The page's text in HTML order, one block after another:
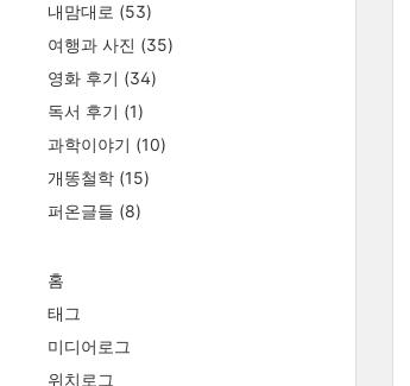
내맘대로 (53)
여행과 사진 (35)
영화 후기 (34)
독서 후기 (1)
과학이야기 (10)
개똥철학 (15)
퍼온글들 (8)
홈
태그
미디어로그
위치로그